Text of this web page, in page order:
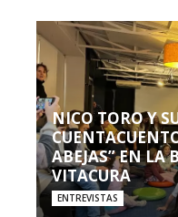
NICO TORO Y
ABEJAS” EN LA
VITACURA
ENTREVISTAS